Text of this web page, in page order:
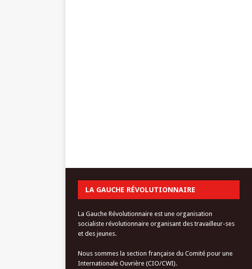
LA GAUCHE RÉVOLUTIONNAIRE
La Gauche Révolutionnaire est une organisation
socialiste révolutionnaire organisant des travailleur-ses
et des jeunes.
Nous sommes la section française du Comité pour une
Internationale Ouvrière (CIO/CWI).